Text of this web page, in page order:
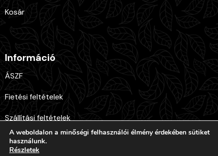
Kosár
Információ
ÁSZF
Fietési feltételek
Szállítási feltételek
Adatkezelési tájékoztató
A weboldalon a minőségi felhasználói élmény érdekében sütiket
használunk.
Részletek